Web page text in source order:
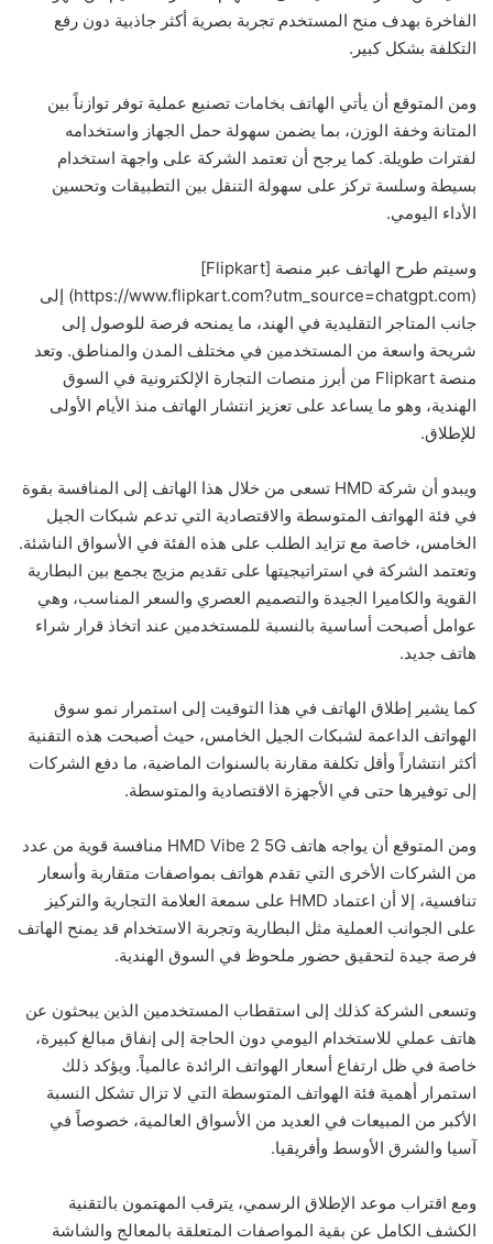
الفاخرة بهدف منح المستخدم تجربة بصرية أكثر جاذبية دون رفع
التكلفة بشكل كبير.
ومن المتوقع أن يأتي الهاتف بخامات تصنيع عملية توفر توازناً بين
المتانة وخفة الوزن، بما يضمن سهولة حمل الجهاز واستخدامه
لفترات طويلة. كما يرجح أن تعتمد الشركة على واجهة استخدام
بسيطة وسلسة تركز على سهولة التنقل بين التطبيقات وتحسين
الأداء اليومي.
وسيتم طرح الهاتف عبر منصة [Flipkart]
(https://www.flipkart.com?utm_source=chatgpt.com) إلى
جانب المتاجر التقليدية في الهند، ما يمنحه فرصة للوصول إلى
شريحة واسعة من المستخدمين في مختلف المدن والمناطق. وتعد
منصة Flipkart من أبرز منصات التجارة الإلكترونية في السوق
الهندية، وهو ما يساعد على تعزيز انتشار الهاتف منذ الأيام الأولى
للإطلاق.
ويبدو أن شركة HMD تسعى من خلال هذا الهاتف إلى المنافسة بقوة
في فئة الهواتف المتوسطة والاقتصادية التي تدعم شبكات الجيل
الخامس، خاصة مع تزايد الطلب على هذه الفئة في الأسواق الناشئة.
وتعتمد الشركة في استراتيجيتها على تقديم مزيج يجمع بين البطارية
القوية والكاميرا الجيدة والتصميم العصري والسعر المناسب، وهي
عوامل أصبحت أساسية بالنسبة للمستخدمين عند اتخاذ قرار شراء
هاتف جديد.
كما يشير إطلاق الهاتف في هذا التوقيت إلى استمرار نمو سوق
الهواتف الداعمة لشبكات الجيل الخامس، حيث أصبحت هذه التقنية
أكثر انتشاراً وأقل تكلفة مقارنة بالسنوات الماضية، ما دفع الشركات
إلى توفيرها حتى في الأجهزة الاقتصادية والمتوسطة.
ومن المتوقع أن يواجه هاتف HMD Vibe 2 5G منافسة قوية من عدد
من الشركات الأخرى التي تقدم هواتف بمواصفات متقاربة وأسعار
تنافسية، إلا أن اعتماد HMD على سمعة العلامة التجارية والتركيز
على الجوانب العملية مثل البطارية وتجربة الاستخدام قد يمنح الهاتف
فرصة جيدة لتحقيق حضور ملحوظ في السوق الهندية.
وتسعى الشركة كذلك إلى استقطاب المستخدمين الذين يبحثون عن
هاتف عملي للاستخدام اليومي دون الحاجة إلى إنفاق مبالغ كبيرة،
خاصة في ظل ارتفاع أسعار الهواتف الرائدة عالمياً. ويؤكد ذلك
استمرار أهمية فئة الهواتف المتوسطة التي لا تزال تشكل النسبة
الأكبر من المبيعات في العديد من الأسواق العالمية، خصوصاً في
آسيا والشرق الأوسط وأفريقيا.
ومع اقتراب موعد الإطلاق الرسمي، يترقب المهتمون بالتقنية
الكشف الكامل عن بقية المواصفات المتعلقة بالمعالج والشاشة